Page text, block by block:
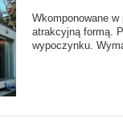
Wkomponowane
atrakcyjną formą.
wypoczynku.